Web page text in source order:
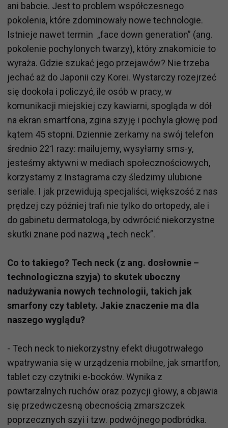
ani babcie. Jest to problem współczesnego
pokolenia, które zdominowały nowe technologie.
Istnieje nawet termin „face down generation” (ang.
pokolenie pochylonych twarzy), który znakomicie to
wyraża. Gdzie szukać jego przejawów? Nie trzeba
jechać aż do Japonii czy Korei. Wystarczy rozejrzeć
się dookoła i policzyć, ile osób w pracy, w
komunikacji miejskiej czy kawiarni, spogląda w dół
na ekran smartfona, zgina szyję i pochyla głowę pod
kątem 45 stopni. Dziennie zerkamy na swój telefon
średnio 221 razy: mailujemy, wysyłamy sms-y,
jesteśmy aktywni w mediach społecznościowych,
korzystamy z Instagrama czy śledzimy ulubione
seriale. I jak przewidują specjaliści, większość z nas
prędzej czy później trafi nie tylko do ortopedy, ale i
do gabinetu dermatologa, by odwrócić niekorzystne
skutki znane pod nazwą „tech neck”.
Co to takiego? Tech neck (z ang. dosłownie –
technologiczna szyja) to skutek uboczny
nadużywania nowych technologii, takich jak
smarfony czy tablety. Jakie znaczenie ma dla
naszego wyglądu?
- Tech neck to niekorzystny efekt długotrwałego
wpatrywania się w urządzenia mobilne, jak smartfon,
tablet czy czytniki e-booków. Wynika z
powtarzalnych ruchów oraz pozycji głowy, a objawia
się przedwczesną obecnością zmarszczek
poprzecznych szyi i tzw. podwójnego podbródka.